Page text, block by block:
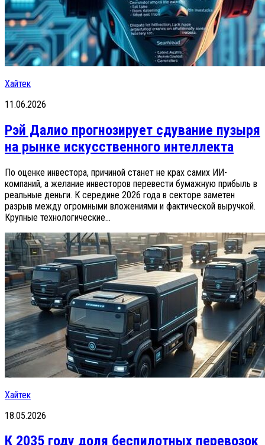
Хайтек
11.06.2026
Рэй Далио прогнозирует сдувание пузыря
на рынке искусственного интеллекта
По оценке инвестора, причиной станет не крах самих ИИ-
компаний, а желание инвесторов перевести бумажную прибыль в
реальные деньги. К середине 2026 года в секторе заметен
разрыв между огромными вложениями и фактической выручкой.
Крупные технологические...
Хайтек
18.05.2026
К 2035 году доля беспилотных перевозок